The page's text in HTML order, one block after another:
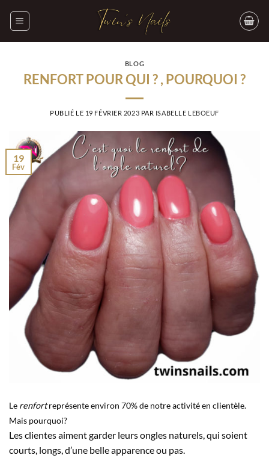
BLOG
RENFORT POUR QUI ? , POURQUOI ?
PUBLIÉ LE 19 FÉVRIER 2023 PAR ISABELLE LEBOEUF
19
Fév
Le renfortreprésente environ 70% de notre activité en clientèle.
Mais pourquoi?
Les clientes aiment garder leurs ongles naturels, qui soient
courts, longs, d’une belle apparence ou pas.